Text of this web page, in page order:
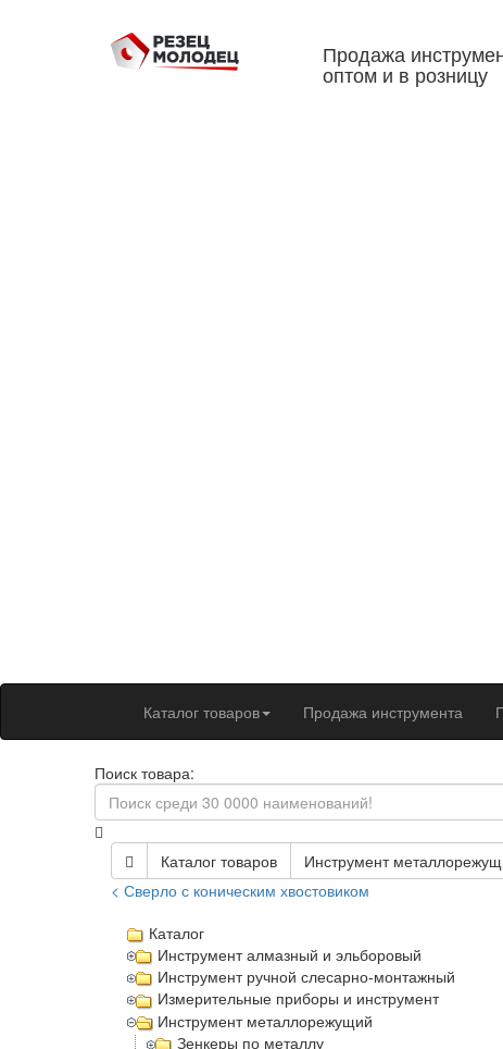
Продажа
оптом и в розницу
Каталог товаров Продажа инструмента
Поиск товара:
Каталог товаров Инструмент
< Сверло с коническим хвостовиком
Каталог
Инструмент алмазный и эльборовый
Инструмент ручной слесарно-монтажный
Измерительные приборы и инструмент
Инструмент металлорежущий
Зенкеры по металлу